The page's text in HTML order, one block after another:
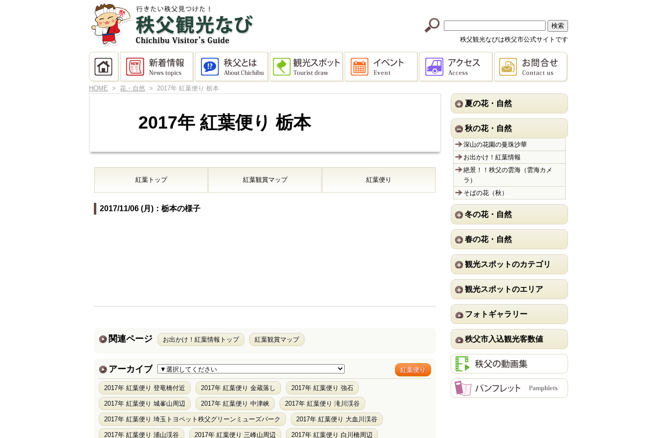
秩父観光なびは秩父市公式サイトです
HOME > 花・自然 > 2017年 紅葉便り 栃本
2017年 紅葉便り 栃本
紅葉トップ 紅葉観賞マップ 紅葉便り
2017/11/06 (月)：栃本の様子
関連ページ お出かけ！紅葉情報トップ 紅葉観賞マップ
アーカイブ 紅葉便り
2017年 紅葉便り 登竜橋付近 2017年 紅葉便り 金蔵落し 2017年 紅葉便り 強石
2017年 紅葉便り 城峯山周辺 2017年 紅葉便り 中津峡 2017年 紅葉便り 滝川渓谷
2017年 紅葉便り 埼玉トヨペット秩父グリーンミューズパーク 2017年 紅葉便り 大血川渓谷
2017年 紅葉便り 浦山渓谷 2017年 紅葉便り 三峰山周辺 2017年 紅葉便り 白川橋周辺
夏の花・自然
秋の花・自然
深山の花園の曼珠沙華
お出かけ！紅葉情報
絶景！！秩父の雲海（雲海カメ
ラ）
そばの花（秋）
冬の花・自然
春の花・自然
観光スポットのカテゴリ
観光スポットのエリア
フォトギャラリー
秩父市入込観光客数値